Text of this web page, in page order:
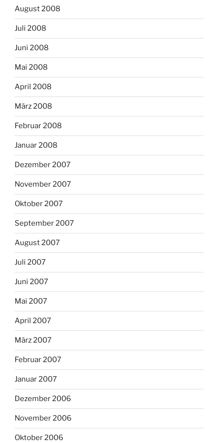
August 2008
Juli 2008
Juni 2008
Mai 2008
April 2008
März 2008
Februar 2008
Januar 2008
Dezember 2007
November 2007
Oktober 2007
September 2007
August 2007
Juli 2007
Juni 2007
Mai 2007
April 2007
März 2007
Februar 2007
Januar 2007
Dezember 2006
November 2006
Oktober 2006